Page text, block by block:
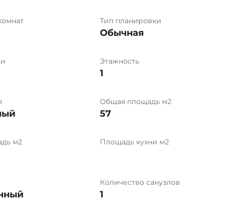
Тип планировки
Обычная
Этажность
1
Общая площадь м2
57
м2 Площадь кухни м2
Количество санузлов
1